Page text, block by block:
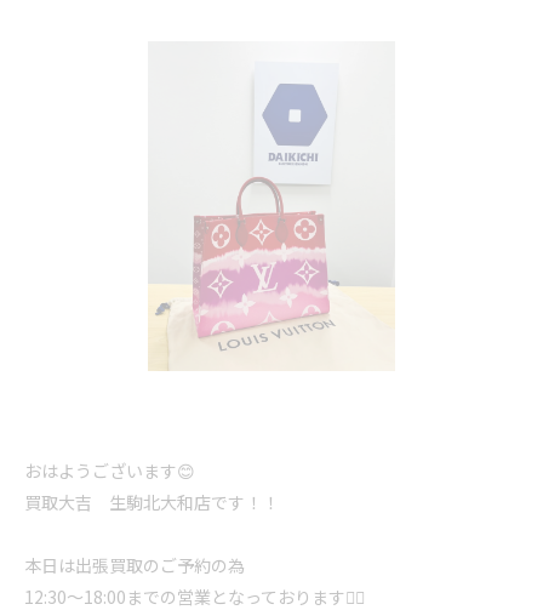
おはようございます😊
買取大吉 生駒北大和店です！！
本日は出張買取のご予約の為
12:30〜18:00までの営業となっております🙇‍♀️